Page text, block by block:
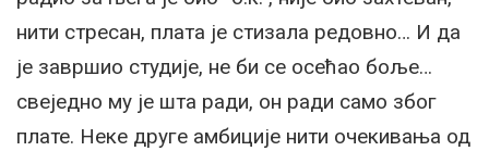
нити стресан, плата је стизала редовно… И да
је завршио студије, не би се осећао боље…
свеједно му је шта ради, он ради само због
плате. Неке друге амбиције нити очекивања од